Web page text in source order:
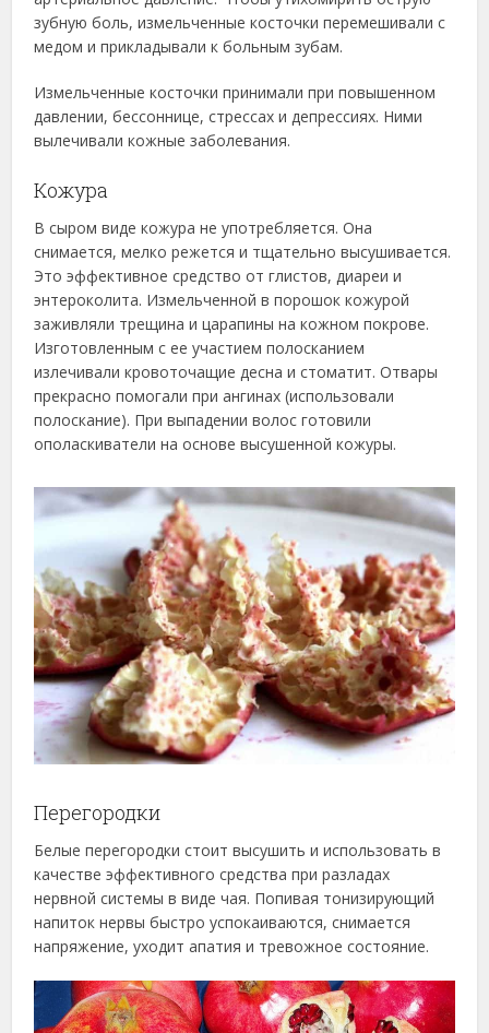
зубную боль, измельченные косточки перемешивали с
медом и прикладывали к больным зубам.
Измельченные косточки принимали при повышенном
давлении, бессоннице, стрессах и депрессиях. Ними
вылечивали кожные заболевания.
Кожура
В сыром виде кожура не употребляется. Она
снимается, мелко режется и тщательно высушивается.
Это эффективное средство от глистов, диареи и
энтероколита. Измельченной в порошок кожурой
заживляли трещина и царапины на кожном покрове.
Изготовленным с ее участием полосканием
излечивали кровоточащие десна и стоматит. Отвары
прекрасно помогали при ангинах (использовали
полоскание). При выпадении волос готовили
ополаскиватели на основе высушенной кожуры.
Перегородки
Белые перегородки стоит высушить и использовать в
качестве эффективного средства при разладах
нервной системы в виде чая. Попивая тонизирующий
напиток нервы быстро успокаиваются, снимается
напряжение, уходит апатия и тревожное состояние.